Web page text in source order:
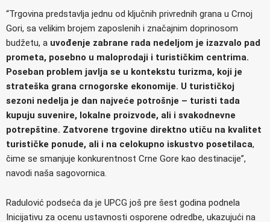
“Trgovina predstavlja jednu od ključnih privrednih grana u Crnoj
Gori, sa velikim brojem zaposlenih i značajnim doprinosom
budžetu, a uvođenje zabrane rada nedeljom je izazvalo pad
prometa, posebno u maloprodaji i turističkim centrima.
Poseban problem javlja se u kontekstu turizma, koji je
strateška grana crnogorske ekonomije. U turističkoj
sezoni nedelja je dan najveće potrošnje – turisti tada
kupuju suvenire, lokalne proizvode, ali i svakodnevne
potrepštine. Zatvorene trgovine direktno utiču na kvalitet
turističke ponude, ali i na celokupno iskustvo posetilaca,
čime se smanjuje konkurentnost Crne Gore kao destinacije”,
navodi naša sagovornica.
Radulović podseća da je UPCG još pre šest godina podnela
Inicijativu za ocenu ustavnosti osporene odredbe, ukazujući na